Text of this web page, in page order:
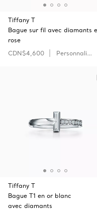
Tiffany T
Bague sur fil avec diamants
rose
CDN$4,600
Personnaliser
Tiffany T
Bague T1 en or blanc
avec diamants